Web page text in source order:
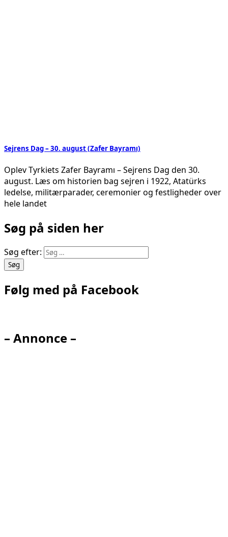
Sejrens Dag – 30. august (Zafer Bayramı)
Oplev Tyrkiets Zafer Bayramı – Sejrens Dag den 30.
august. Læs om historien bag sejren i 1922, Atatürks
ledelse, militærparader, ceremonier og festligheder over
hele landet
Søg på siden her
Søg efter:
Følg med på Facebook
– Annonce –